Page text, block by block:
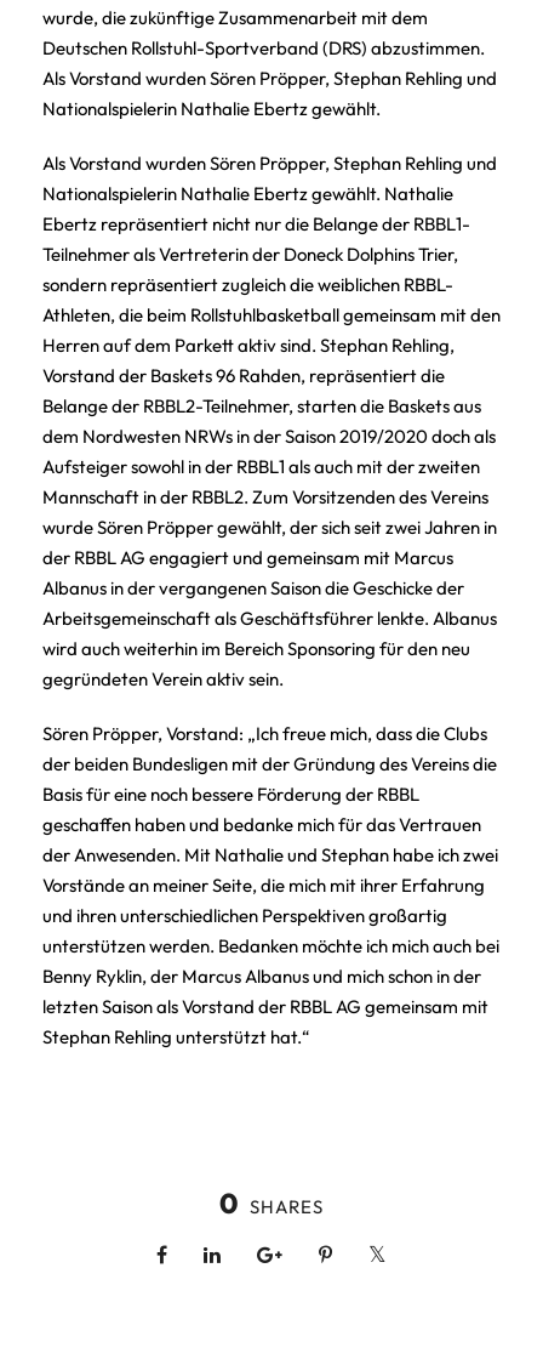
wurde, die zukünftige Zusammenarbeit mit dem
Deutschen Rollstuhl-Sportverband (DRS) abzustimmen.
Als Vorstand wurden Sören Pröpper, Stephan Rehling und
Nationalspielerin Nathalie Ebertz gewählt.
Als Vorstand wurden Sören Pröpper, Stephan Rehling und
Nationalspielerin Nathalie Ebertz gewählt. Nathalie
Ebertz repräsentiert nicht nur die Belange der RBBL1-
Teilnehmer als Vertreterin der Doneck Dolphins Trier,
sondern repräsentiert zugleich die weiblichen RBBL-
Athleten, die beim Rollstuhlbasketball gemeinsam mit den
Herren auf dem Parkett aktiv sind. Stephan Rehling,
Vorstand der Baskets 96 Rahden, repräsentiert die
Belange der RBBL2-Teilnehmer, starten die Baskets aus
dem Nordwesten NRWs in der Saison 2019/2020 doch als
Aufsteiger sowohl in der RBBL1 als auch mit der zweiten
Mannschaft in der RBBL2. Zum Vorsitzenden des Vereins
wurde Sören Pröpper gewählt, der sich seit zwei Jahren in
der RBBL AG engagiert und gemeinsam mit Marcus
Albanus in der vergangenen Saison die Geschicke der
Arbeitsgemeinschaft als Geschäftsführer lenkte. Albanus
wird auch weiterhin im Bereich Sponsoring für den neu
gegründeten Verein aktiv sein.
Sören Pröpper, Vorstand: „Ich freue mich, dass die Clubs
der beiden Bundesligen mit der Gründung des Vereins die
Basis für eine noch bessere Förderung der RBBL
geschaffen haben und bedanke mich für das Vertrauen
der Anwesenden. Mit Nathalie und Stephan habe ich zwei
Vorstände an meiner Seite, die mich mit ihrer Erfahrung
und ihren unterschiedlichen Perspektiven großartig
unterstützen werden. Bedanken möchte ich mich auch bei
Benny Ryklin, der Marcus Albanus und mich schon in der
letzten Saison als Vorstand der RBBL AG gemeinsam mit
Stephan Rehling unterstützt hat.“
0 SHARES